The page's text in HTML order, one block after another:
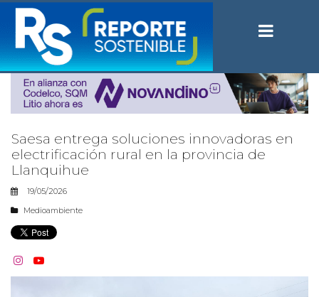
Saesa entrega soluciones innovadoras en
electrificación rural en la provincia de
Llanquihue
19/05/2026
Medioambiente
 